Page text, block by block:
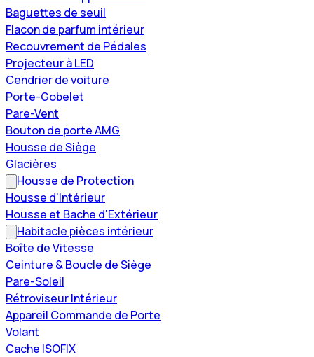
Baguettes de seuil
Flacon de parfum intérieur
Recouvrement de Pédales
Projecteur à LED
Cendrier de voiture
Porte-Gobelet
Pare-Vent
Bouton de porte AMG
Housse de Siège
Glacières
Housse de Protection
Housse d'Intérieur
Housse et Bache d'Extérieur
Habitacle pièces intérieur
Boîte de Vitesse
Ceinture & Boucle de Siège
Pare-Soleil
Rétroviseur Intérieur
Appareil Commande de Porte
Volant
Cache ISOFIX